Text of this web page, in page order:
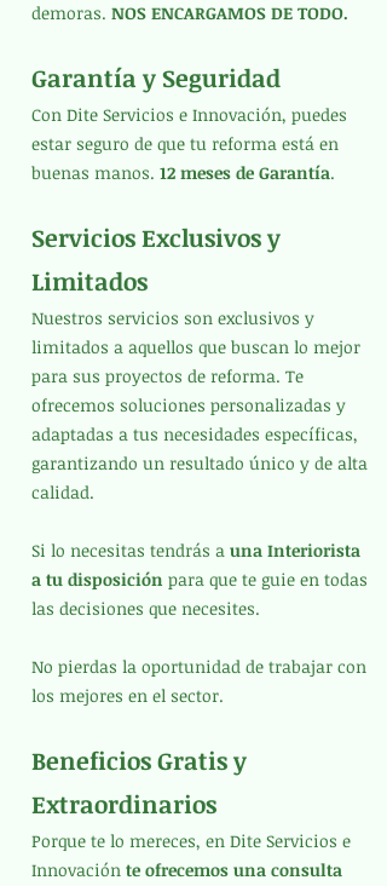
demoras. NOS ENCARGAMOS DE TODO.
Garantía y Seguridad
Con Dite Servicios e Innovación, puedes
estar seguro de que tu reforma está en
buenas manos. 12 meses de Garantía.
Servicios Exclusivos y
Limitados
Nuestros servicios son exclusivos y
limitados a aquellos que buscan lo mejor
para sus proyectos de reforma. Te
ofrecemos soluciones personalizadas y
adaptadas a tus necesidades específicas,
garantizando un resultado único y de alta
calidad.
Si lo necesitas tendrás a una Interiorista
a tu disposición para que te guie en todas
las decisiones que necesites.
No pierdas la oportunidad de trabajar con
los mejores en el sector.
Beneficios Gratis y
Extraordinarios
Porque te lo mereces, en Dite Servicios e
Innovación te ofrecemos una consulta